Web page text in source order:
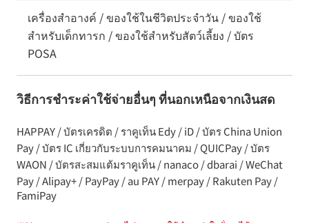
เครื่องสำอางค์ / ของใช้ในชีวิตประจำวัน / ของใช้
สำหรับเด็กทารก / ของใช้สำหรับสัตว์เลี้ยง / บัตร
POSA
วิธีการชำระค่าใช้จ่ายอื่นๆ ที่นอกเหนือจากเงินสด
HAPPAY / บัตรเครดิต / ราคูเท็น Edy / iD / บัตร China Union
Pay / บัตร IC เกี่ยวกับระบบการคมนาคม / QUICPay / บัตร
WAON / บัตรสะสมแต้มราคูเท็น / nanaco / dbarai / WeChat
Pay / Alipay+ / PayPay / au PAY / merpay / Rakuten Pay /
FamiPay